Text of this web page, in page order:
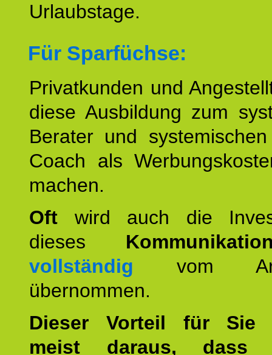
Urlaubstage.
Für Sparfüchse:
Privatkunden und
diese Ausbildung zum
Berater und
Coach als
machen.
Oft wird auch die
dieses
vollständig vom
übernommen.
Dieser Vorteil für Sie
meist daraus,